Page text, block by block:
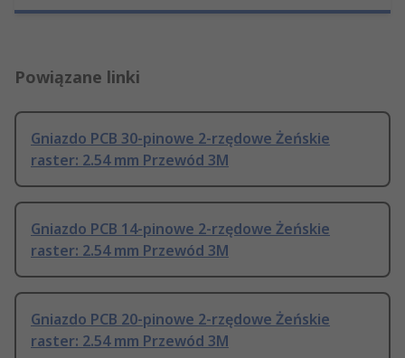
Powiązane linki
Gniazdo PCB 30-pinowe 2-rzędowe Żeńskie
raster: 2.54 mm Przewód 3M
Gniazdo PCB 14-pinowe 2-rzędowe Żeńskie
raster: 2.54 mm Przewód 3M
Gniazdo PCB 20-pinowe 2-rzędowe Żeńskie
raster: 2.54 mm Przewód 3M